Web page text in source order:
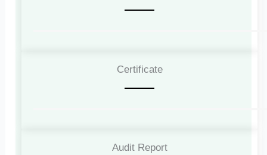
Certificate
Audit Report